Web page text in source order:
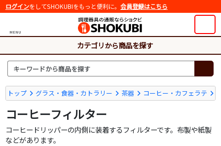
ログインをしてSHOKUBIをもっと便利に。 会員登録はこちら
MENU
カテゴリから商品を探す
トップ グラス・食器・カトラリー 茶器 コーヒー・カフェラテ
コーヒーフィルター
コーヒードリッパーの内側に装着するフィルターです。布製や紙製
などがあります。